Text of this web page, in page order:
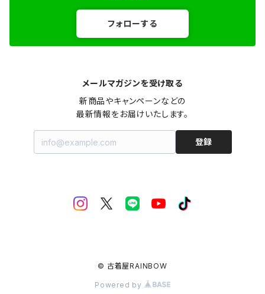
フォローする
メールマガジンを受け取る
新商品やキャンペーンなどの
最新情報をお届けいたします。
登録
© 古着屋RAINBOW
Powered by